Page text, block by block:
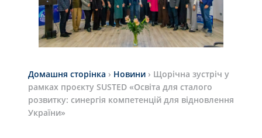
Домашня сторінка › Новини › Щорічна зустріч у
рамках проєкту SUSTED «Освіта для сталого
розвитку: синергія компетенцій для відновлення
України»